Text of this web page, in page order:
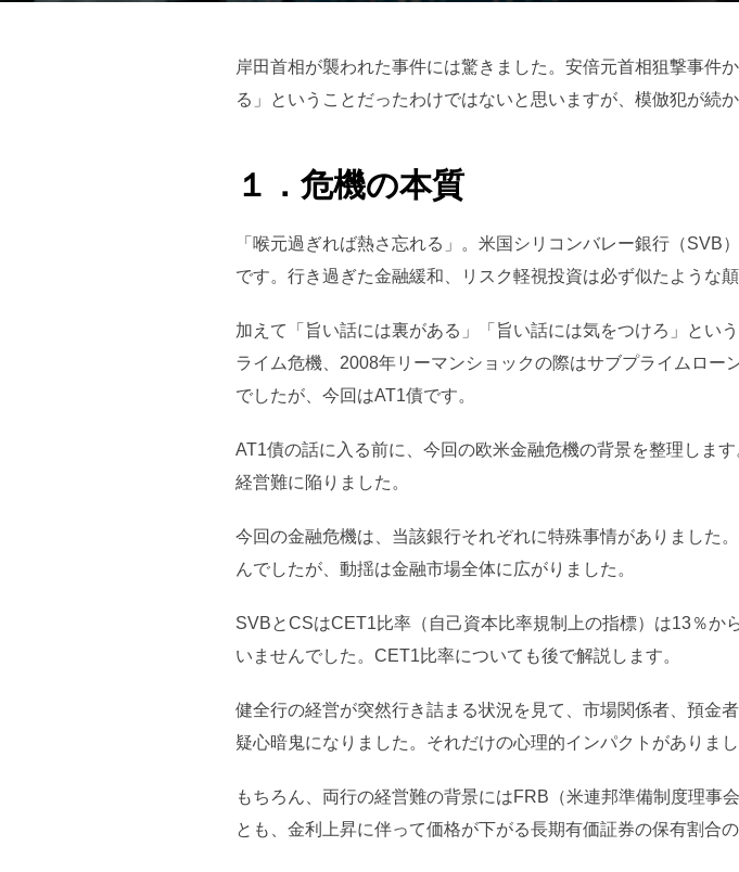
岸田首相が襲われた事件には驚きました。安倍元首相狙撃事件
る」ということだったわけではないと思いますが、模倣犯が続
１．危機の本質
「喉元過ぎれば熱さ忘れる」。米国シリコンバレー銀行（
です。行き過ぎた金融緩和、リスク軽視投資は必ず似たような顛
加えて「旨い話には裏がある」「旨い話には気をつけろ」とい
ライム危機、2008年リーマンショックの際はサブプライムロー
でしたが、今回はAT1債です。
AT1債の話に入る前に、今回の欧米金融危機の背景を整理しま
経営難に陥りました。
今回の金融危機は、当該銀行それぞれに特殊事情がありました
んでしたが、動揺は金融市場全体に広がりました。
SVBとCSはCET1比率（自己資本比率規制上の指標）は13％か
いませんでした。CET1比率についても後で解説します。
健全行の経営が突然行き詰まる状況を見て、市場関係者、預金
疑心暗鬼になりました。それだけの心理的インパクトがありまし
もちろん、両行の経営難の背景にはFRB（米連邦準備制度理
とも、金利上昇に伴って価格が下がる長期有価証券の保有割合